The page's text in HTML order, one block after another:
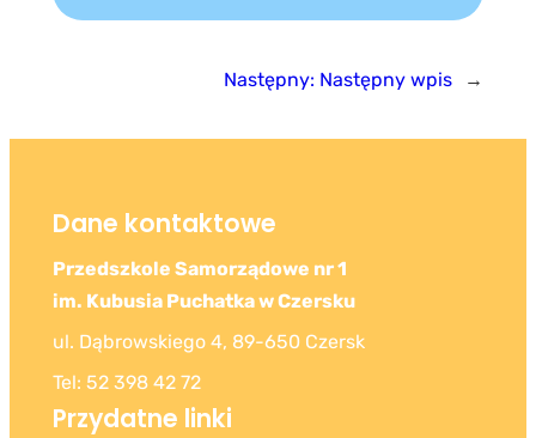
Następny: Następny wpis →
Dane kontaktowe
Przedszkole Samorządowe nr 1
im. Kubusia Puchatka w Czersku
ul. Dąbrowskiego 4, 89-650 Czersk
Tel: 52 398 42 72
Przydatne linki